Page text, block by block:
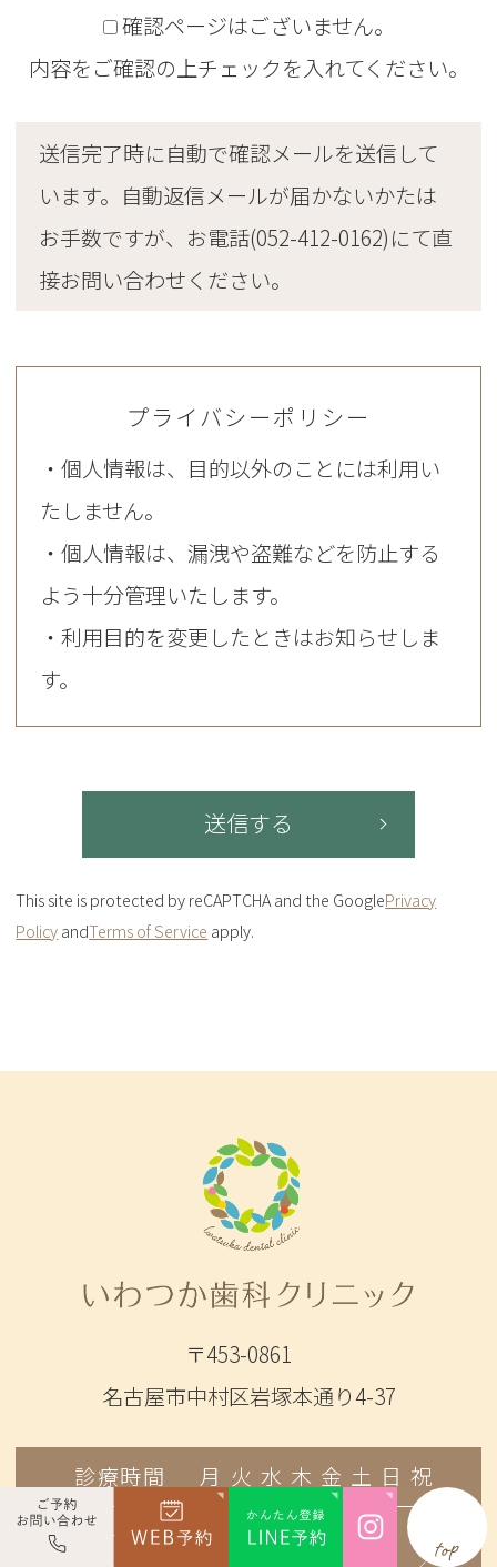
確認ページはございません。
内容をご確認の上チェックを入れてください。
送信完了時に自動で確認メールを送信して
います。 自動返信メールが届かないかたは
お手数ですが、 お電話(052-412-0162)にて直
接お問い合わせください。
プライバシーポリシー
・個人情報は、目的以外のことには利用い
たしません。
・個人情報は、漏洩や盗難などを防止する
よう十分管理いたします。
・利用目的を変更したときはお知らせしま
す。
This site is protected by reCAPTCHA and the GooglePrivacy
PolicyandTerms of Service apply.
〒453-0861
名古屋市中村区岩塚本通り4-37
診療時間 月 火 水 木 金 土 日 祝
9:00～12:30 ● ● ／ ● ● ／